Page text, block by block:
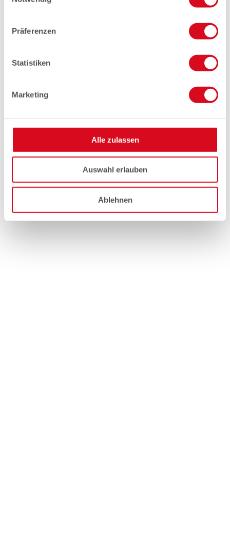
Präferenzen
Statistiken
Marketing
Alle zulassen
Auswahl erlauben
Ablehnen